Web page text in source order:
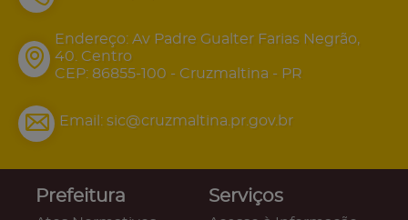
Endereço: Av Padre Gualter Farias Negrão,
40. Centro
CEP: 86855-100 - Cruzmaltina - PR
Email: sic@cruzmaltina.pr.gov.br
Prefeitura Serviços